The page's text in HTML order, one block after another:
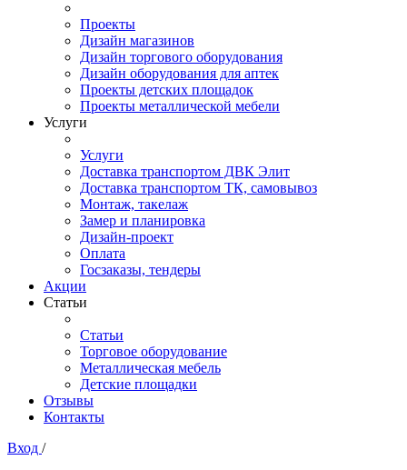
Проекты
Дизайн магазинов
Дизайн торгового оборудования
Дизайн оборудования для аптек
Проекты детских площадок
Проекты металлической мебели
Услуги
Услуги
Доставка транспортом ДВК Элит
Доставка транспортом ТК, самовывоз
Монтаж, такелаж
Замер и планировка
Дизайн-проект
Оплата
Госзаказы, тендеры
Акции
Статьи
Статьи
Торговое оборудование
Металлическая мебель
Детские площадки
Отзывы
Контакты
Вход /